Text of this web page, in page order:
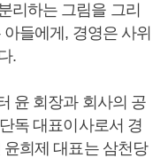
리하는 그림을 그리
들에게, 경영은 사위
.
윤 회장과 회사의 공
독 대표이사로서 경
희제 대표는 삼천당